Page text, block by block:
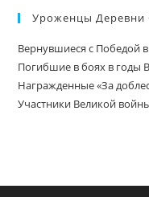
Уроженцы Деревни
Вернувшиеся с Победой
Погибшие в боях в годы
Награжденные «За
Участники Великой